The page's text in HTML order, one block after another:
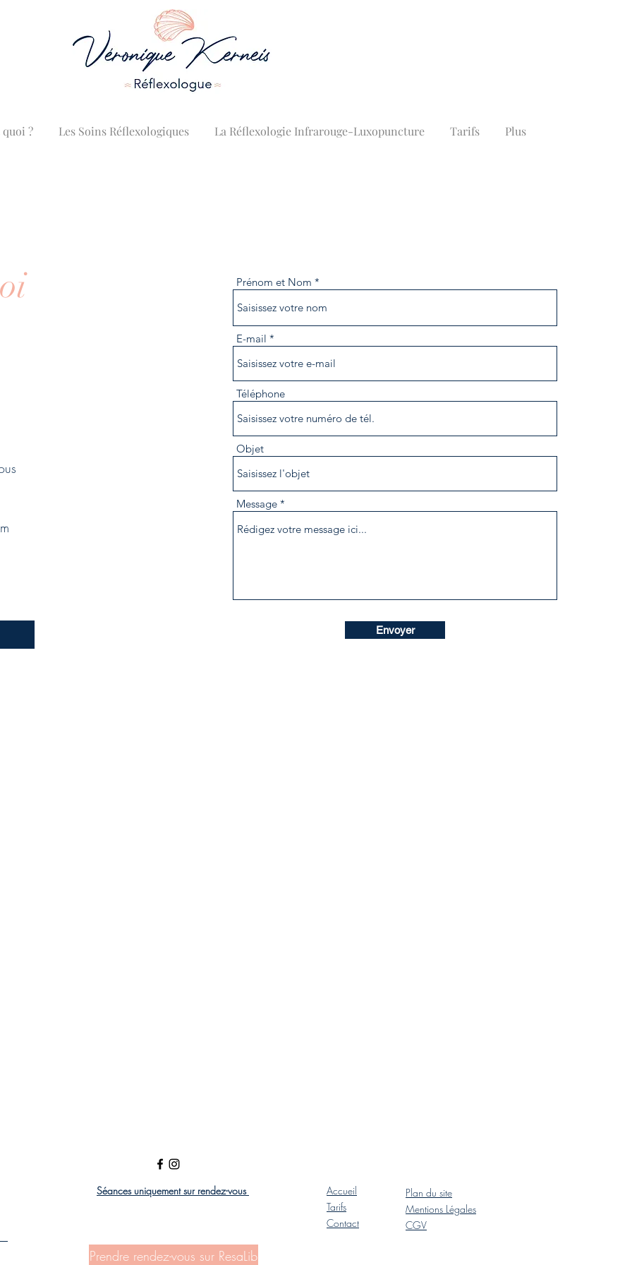
quoi ? Les Soins Réflexologiques La Réflexologie Infrarouge-Luxopuncture Tarifs Plus
Prénom et Nom
E-mail
Téléphone
Objet
Message
Envoyer
Séances uniquement sur rendez-vous
Prendre rendez-vous sur ResaLib
Accueil
Tarifs
Contact
Plan du site
Mentions Légales
CGV